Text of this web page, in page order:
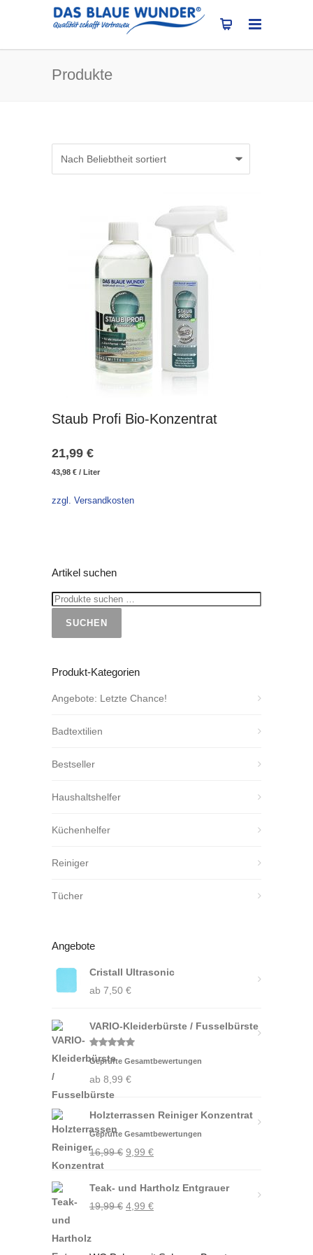
Produkte
Staub Profi Bio-Konzentrat
21,99 €
43,98 € / Liter
zzgl. Versandkosten
Artikel suchen
SUCHEN
Produkt-Kategorien
Angebote: Letzte Chance!
Badtextilien
Bestseller
Haushaltshelfer
Küchenhelfer
Reiniger
Tücher
Angebote
Cristall Ultrasonic
ab 7,50 €
VARIO-Kleiderbürste / Fusselbürste
Bewertet
mit5.00
von 5
Geprüfte Gesamtbewertungen
ab 8,99 €
Holzterrassen Reiniger Konzentrat
Geprüfte Gesamtbewertungen
16,99€ Ursprünglicher
war:
16,99 €
9,99 €Aktueller
ist:
9,99 €.
Teak- und Hartholz Entgrauer
19,99€ Ursprünglicher
4,99 €Aktueller